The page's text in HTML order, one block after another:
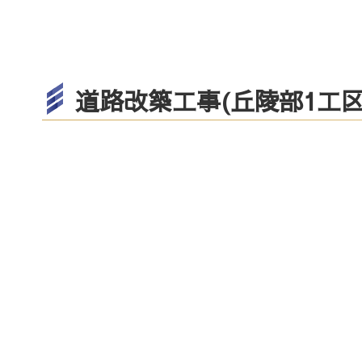
道路改築工事(丘陵部1工